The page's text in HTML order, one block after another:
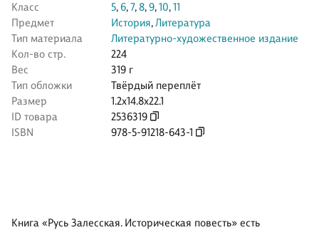
Класс
5,6,7,8,9,10,11
Предмет
История,Литература
Тип материала
Литературно-художественное издание
Кол-во стр.
224
Вес
319 г
Тип обложки
Твёрдый переплёт
Размер
1.2x14.8x22.1
ID товара
2536319
ISBN
978-5-91218-643-1
Книга «Русь Залесская. Историческая повесть» есть